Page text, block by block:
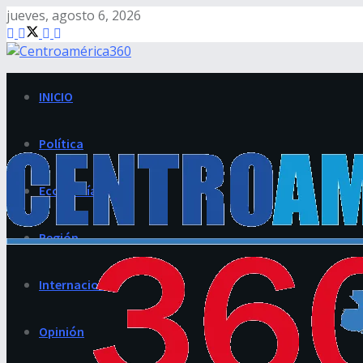
jueves, agosto 6, 2026
INICIO
Política
Economía
Región
Internacional
Opinión